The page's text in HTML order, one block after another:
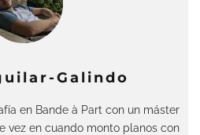
Galindo
en Bande à Part con un máster
vez en cuando monto planos con